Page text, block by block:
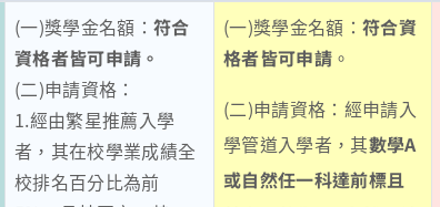
(一)獎學金名額： 符合
資格者皆可申請。
(二)申請資格：
1.經由繁星推薦入學
者，其在校學業成績全
校排名百分比為前
(一)獎學金名額： 符合資
格者皆可申請。
(二)申請資格：經申請入
學管道入學者，其數學A
或自然任一科達前標且